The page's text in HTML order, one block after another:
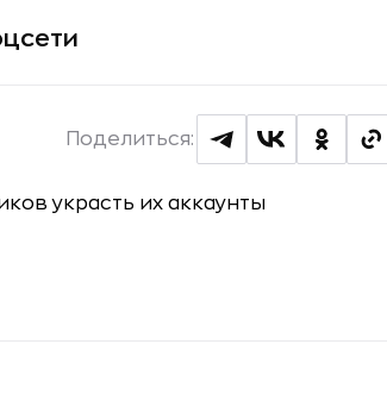
Поделиться: